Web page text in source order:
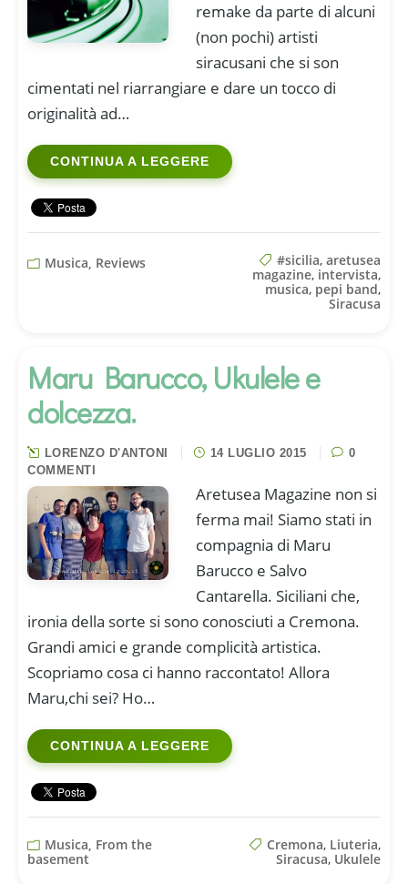
remake da parte di alcuni
(non pochi) artisti
siracusani che si son
cimentati nel riarrangiare e dare un tocco di
originalità ad…
CONTINUA A LEGGERE
Musica, Reviews #sicilia, aretusea
magazine, intervista,
musica, pepi band,
Siracusa
Maru Barucco, Ukulele e
dolcezza.
LORENZO D'ANTONI 14 LUGLIO 2015
0
COMMENTI
Aretusea Magazine non si
ferma mai! Siamo stati in
compagnia di Maru
Barucco e Salvo
Cantarella. Siciliani che,
ironia della sorte si sono conosciuti a Cremona.
Grandi amici e grande complicità artistica.
Scopriamo cosa ci hanno raccontato! Allora
Maru,chi sei? Ho…
CONTINUA A LEGGERE
Musica, From the
basement
Cremona, Liuteria,
Siracusa, Ukulele